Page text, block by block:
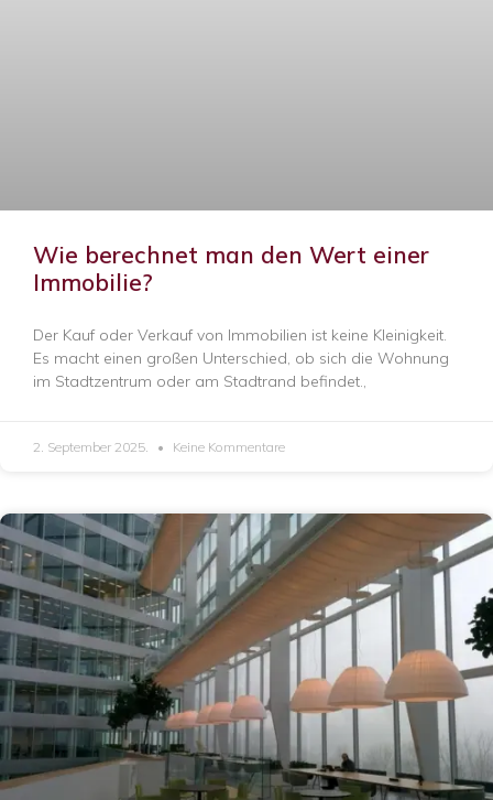
Wie berechnet man den Wert einer
Immobilie?
Der Kauf oder Verkauf von Immobilien ist keine Kleinigkeit.
Es macht einen großen Unterschied, ob sich die Wohnung
im Stadtzentrum oder am Stadtrand befindet.,
2. September 2025. Keine Kommentare